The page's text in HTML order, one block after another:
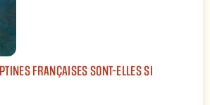
FRANÇAISES SONT-ELLES SI